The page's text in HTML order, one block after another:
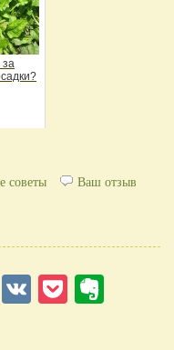
за
советы Ваш отзыв
Mail.Ru
VK Pocket